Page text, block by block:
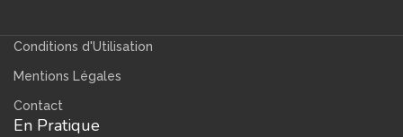
Conditions d'Utilisation
Mentions Légales
Contact
En Pratique